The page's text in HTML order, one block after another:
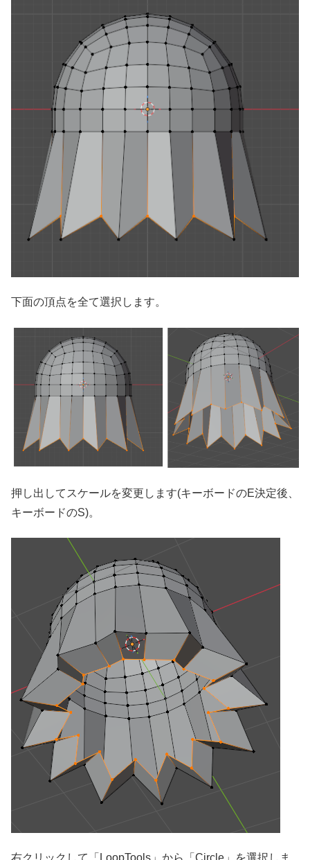
下面の頂点を全て選択します。
押し出してスケールを変更します(キーボードのE決定後、
キーボードのS)。